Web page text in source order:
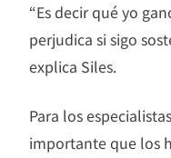
“Es decir qué yo
perjudica si sigo
explica Siles.
Para los
importante que los